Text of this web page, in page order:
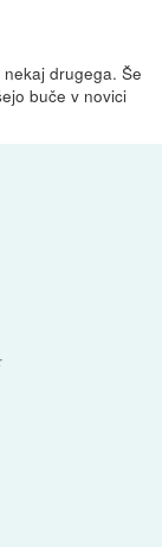
drugega. Še
buče v novici